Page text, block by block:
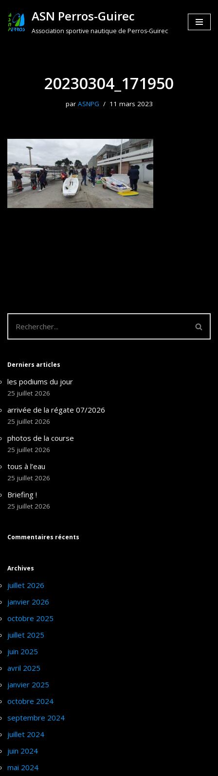
Aller
ASN Perros-Guirec
Association sportive nautique de Perros-Guirec
20230304_171950
par ASNPG 11 mars 2023
Derniers articles
les podiums du jour
25 juillet 2026
arrivée de la régate 07/2026
25 juillet 2026
photos de la course
25 juillet 2026
tous à l’eau
25 juillet 2026
Briefing !
25 juillet 2026
Commentaires récents
Archives
juillet 2026
janvier 2026
octobre 2025
juillet 2025
juin 2025
avril 2025
janvier 2025
octobre 2024
septembre 2024
juillet 2024
juin 2024
mai 2024